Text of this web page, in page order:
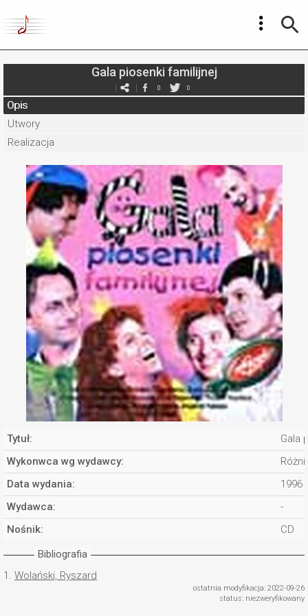
Gala piosenki familijnej
0 0
Opis
Utwory
Realizacja
Tytuł:
Gala
Wykonwca wg wydawcy:
Data wydania:
1996
Wydawca:
-
Nośnik:
CD
Bibliografia
1. Wolański, Ryszard
ostatnia modyfikacja: 2022-09-26
status: niezweryfikowany